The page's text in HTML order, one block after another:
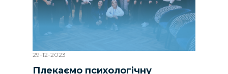
29-12-2023
Плекаємо психологічну